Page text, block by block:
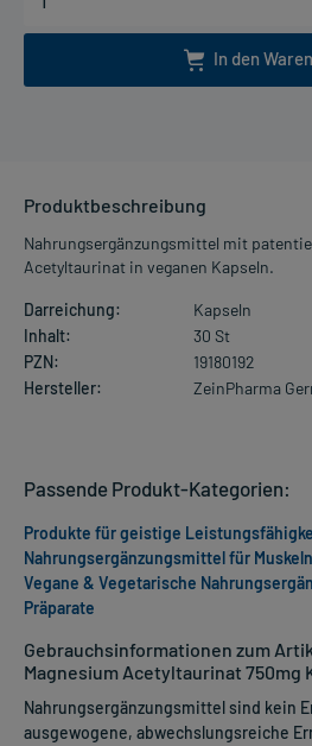
In den
Produktbeschreibung
Nahrungsergänzungsmittel mit
Acetyltaurinat in veganen Kapseln.
Darreichung:
Kapseln
Inhalt:
30 St
PZN:
19180192
Hersteller:
ZeinPharma
Gebrauchsinformationen zum
Magnesium Acetyltaurinat 750mg
Nahrungsergänzungsmittel sind kein
ausgewogene, abwechslungsreiche
Passende Produkt-Kategorien:
Produkte für geistige
Nahrungsergänzungsmittel für
Vegane & Vegetarische
Präparate